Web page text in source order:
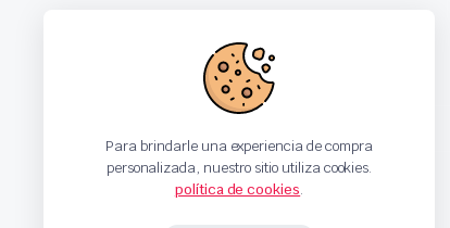
Para brindarle una experiencia de compra
personalizada, nuestro sitio utiliza cookies.
política de cookies.